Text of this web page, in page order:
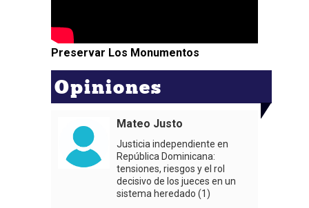
Preservar Los Monumentos
Opiniones
Mateo Justo
Justicia independiente en
República Dominicana:
tensiones, riesgos y el rol
decisivo de los jueces en un
sistema heredado (1)